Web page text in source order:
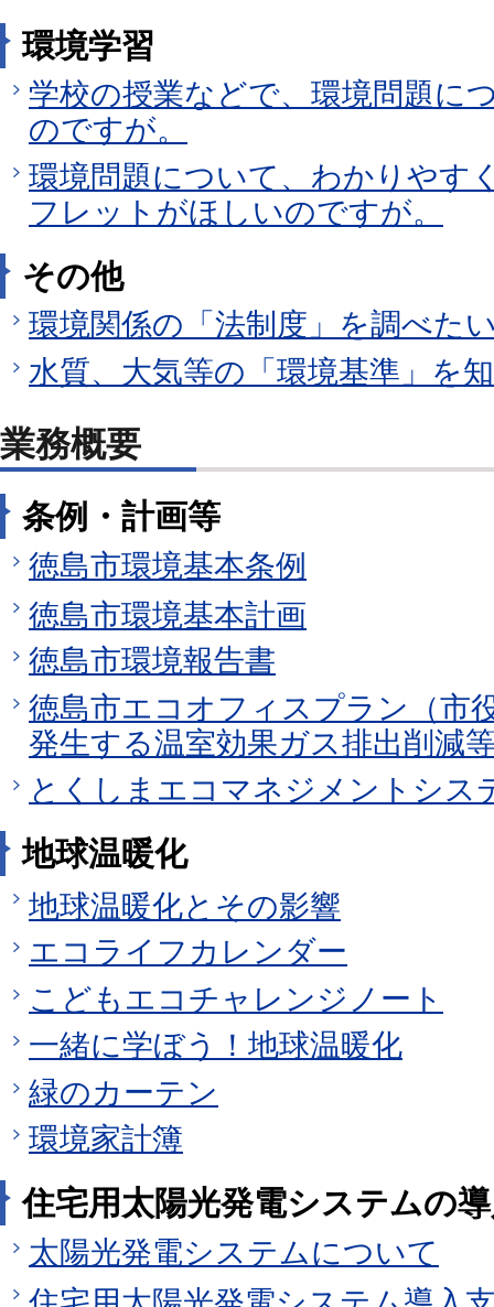
環境学習
学校の授業などで、環境問題に
のですが。
環境問題について、わかりやす
フレットがほしいのですが。
その他
環境関係の「法制度」を調べた
水質、大気等の「環境基準」を
業務概要
条例・計画等
徳島市環境基本条例
徳島市環境基本計画
徳島市環境報告書
徳島市エコオフィスプラン（市
発生する温室効果ガス排出削減
とくしまエコマネジメントシス
地球温暖化
地球温暖化とその影響
エコライフカレンダー
こどもエコチャレンジノート
一緒に学ぼう！地球温暖化
緑のカーテン
環境家計簿
住宅用太陽光発電システムの
太陽光発電システムについて